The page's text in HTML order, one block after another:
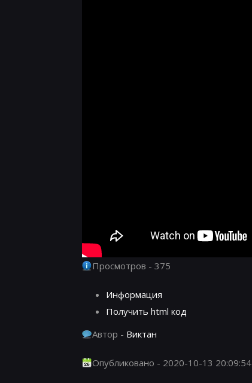
Просмотров - 375
Информация
Получить html код
Автор - Виктан
Опубликовано - 2020-10-13 20:09:54